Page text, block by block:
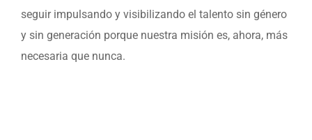
seguir impulsando y visibilizando el talento sin género
y sin generación porque nuestra misión es, ahora, más
necesaria que nunca.